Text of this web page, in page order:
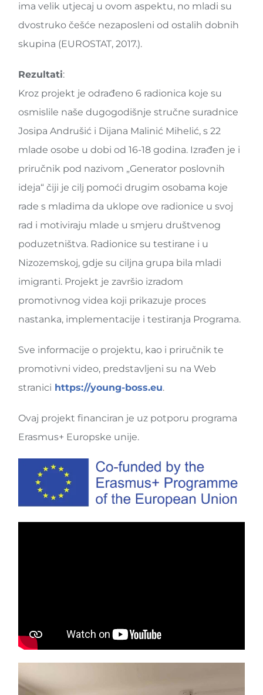
ima velik utjecaj u ovom aspektu, no mladi su
dvostruko češće nezaposleni od ostalih dobnih
skupina (EUROSTAT, 2017.).
Rezultati:
Kroz projekt je odrađeno 6 radionica koje su
osmislile naše dugogodišnje stručne suradnice
Josipa Andrušić i Dijana Malinić Mihelić, s 22
mlade osobe u dobi od 16-18 godina. Izrađen je i
priručnik pod nazivom „Generator poslovnih
ideja“ čiji je cilj pomoći drugim osobama koje
rade s mladima da uklope ove radionice u svoj
rad i motiviraju mlade u smjeru društvenog
poduzetništva. Radionice su testirane i u
Nizozemskoj, gdje su ciljna grupa bila mladi
imigranti. Projekt je završio izradom
promotivnog videa koji prikazuje proces
nastanka, implementacije i testiranja Programa.
Sve informacije o projektu, kao i priručnik te
promotivni video, predstavljeni su na Web
stranici https://young-boss.eu.
Ovaj projekt financiran je uz potporu programa
Erasmus+ Europske unije.